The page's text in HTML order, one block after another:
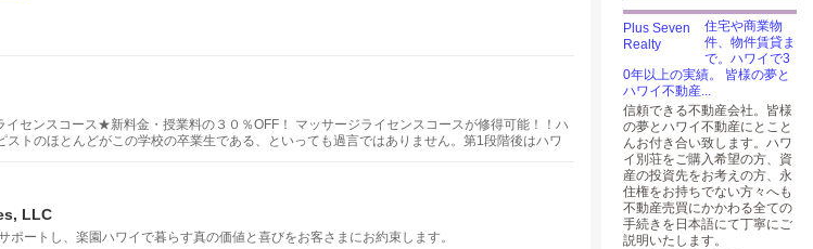
センスコース★新料金・授業料の３０％OFF！ マッサージライセンスコースが修得可能！！ハ
トのほとんどがこの学校の卒業生である、といっても過言ではありません。第1段階後はハワ
LLC
ートし、楽園ハワイで暮らす真の価値と喜びをお客さまにお約束します。
住宅や商業物
件、物件賃貸ま
で。ハワイで3
0年以上の実績。 皆様の夢と
ハワイ不動産...
信頼できる不動産会社。皆様
の夢とハワイ不動産にとこと
んお付き合い致します。ハワ
イ別荘をご購入希望の方、資
産の投資先をお考えの方、永
住権をお持ちでない方々へも
不動産売買にかかわる全ての
手続きを日本語にて丁寧にご
説明いたします。